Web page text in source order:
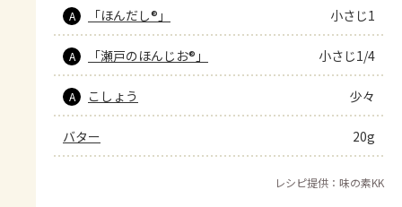
A 「ほんだし®」 小さじ1
A 「瀬戸のほんじお®」 小さじ1/4
A こしょう 少々
バター 20g
レシピ提供：味の素KK